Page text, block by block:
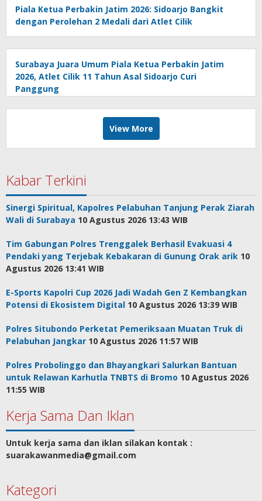
Piala Ketua Perbakin Jatim 2026: Sidoarjo Bangkit
dengan Perolehan 2 Medali dari Atlet Cilik
Surabaya Juara Umum Piala Ketua Perbakin Jatim
2026, Atlet Cilik 11 Tahun Asal Sidoarjo Curi
Panggung
View More
Kabar Terkini
Sinergi Spiritual, Kapolres Pelabuhan Tanjung Perak Ziarah
Wali di Surabaya 10 Agustus 2026 13:43 WIB
Tim Gabungan Polres Trenggalek Berhasil Evakuasi 4
Pendaki yang Terjebak Kebakaran di Gunung Orak arik 10
Agustus 2026 13:41 WIB
E-Sports Kapolri Cup 2026 Jadi Wadah Gen Z Kembangkan
Potensi di Ekosistem Digital 10 Agustus 2026 13:39 WIB
Polres Situbondo Perketat Pemeriksaan Muatan Truk di
Pelabuhan Jangkar 10 Agustus 2026 11:57 WIB
Polres Probolinggo dan Bhayangkari Salurkan Bantuan
untuk Relawan Karhutla TNBTS di Bromo 10 Agustus 2026
11:55 WIB
Kerja Sama Dan Iklan
Untuk kerja sama dan iklan silakan kontak :
suarakawanmedia@gmail.com
Kategori